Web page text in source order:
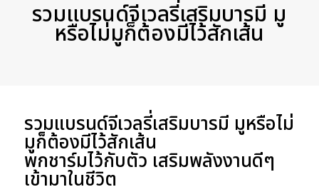
รวมแบรนด์จีเวลรี่เสริมบารมี มู
หรือไม่มูก็ต้องมีไว้สักเส้น
รวมแบรนด์จีเวลรี่เสริมบารมี มูหรือไม่
มูก็ต้องมีไว้สักเส้น
พกชาร์มไว้กับตัว เสริมพลังงานดีๆ
เข้ามาในชีวิต